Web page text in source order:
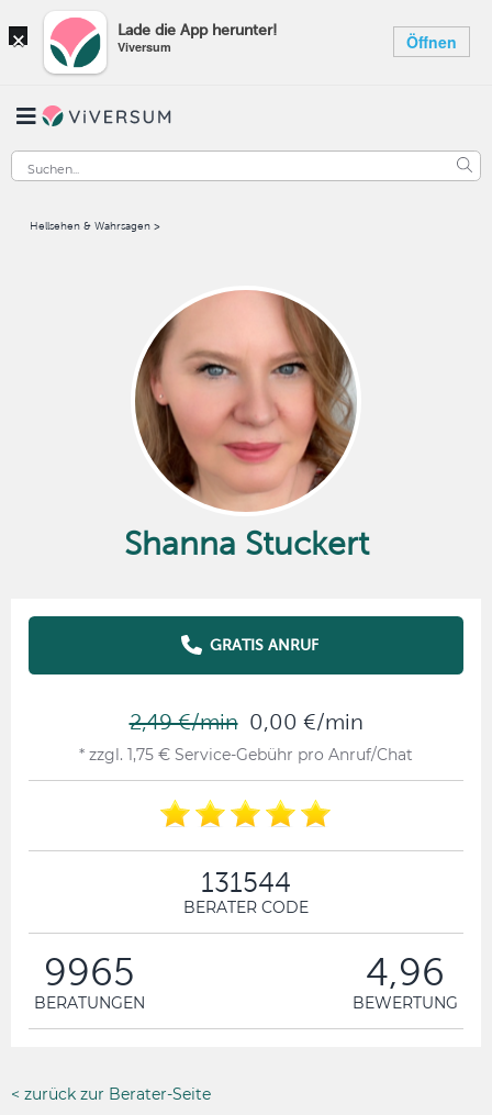
× Lade die App herunter!
Viversum Öffnen
Hellsehen & Wahrsagen
Shanna Stuckert
GRATIS ANRUF
2,49 €/min 0,00 €/min
* zzgl. 1,75 € Service-Gebühr pro Anruf/Chat
131544
BERATER CODE
9965
BERATUNGEN
4,96
BEWERTUNG
< zurück zur Berater-Seite